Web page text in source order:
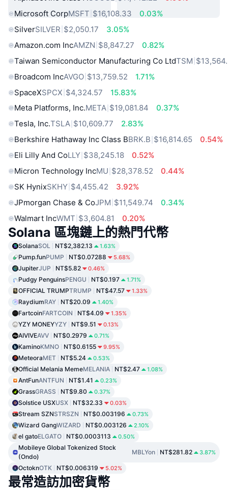
Microsoft CorpMSFT $16,108.33
0.03%
SilverSILVER $2,050.17
3.05%
Amazon.com IncAMZN $8,847.27
0.82%
Taiwan Semiconductor Manufacturing Co LtdTSM
Broadcom IncAVGO $13,759.52
1.71%
SpaceXSPCX $4,324.57
15.83%
Meta Platforms, Inc.META $19,081.84
0.37%
Tesla, Inc.TSLA $10,609.77
2.83%
Berkshire Hathaway Inc Class BBRK.B $16,814.65
0.54%
Eli Lilly And CoLLY $38,245.18
0.52%
Micron Technology IncMU $28,378.52
0.44%
SK HynixSKHY $4,455.42
3.92%
JPmorgan Chase & CoJPM $11,549.74
0.34%
Walmart IncWMT $3,604.81 0.20%
Solana 區塊鏈上的熱門代幣
SolanaSOL NT$2,382.13 1.63%
Pump.funPUMP NT$0.07288 5.68%
JupiterJUP NT$5.82 0.46%
Pudgy PenguinsPENGU NT$0.197 1.71%
OFFICIAL TRUMPTRUMP NT$47.57 1.33%
RaydiumRAY NT$20.09 1.40%
FartcoinFARTCOIN NT$4.09 1.35%
YZY MONEYYZY NT$9.51 0.13%
AIVIVEAVV NT$0.2979 0.71%
KaminoKMNO NT$0.6155 9.95%
MeteoraMET NT$5.24 0.53%
Official Melania MemeMELANIA NT$2.47 1.08%
AntFunANTFUN NT$1.41 0.23%
GrassGRASS NT$9.80 0.37%
Solstice USXUSX NT$32.33 0.03%
Stream SZNSTRSZN NT$0.003196 0.73%
Wizard GangWIZARD NT$0.003126 2.10%
el gatoELGATO NT$0.0003113 0.50%
Mobileye Global Tokenized Stock
(Ondo)
MBLYon NT$281.82 3.87%
OctoknOTK NT$0.006319 5.02%
最常造訪加密貨幣